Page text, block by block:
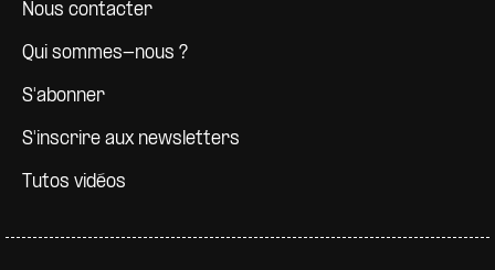
Nous contacter
Qui sommes-nous ?
S'abonner
S'inscrire aux newsletters
Tutos vidéos